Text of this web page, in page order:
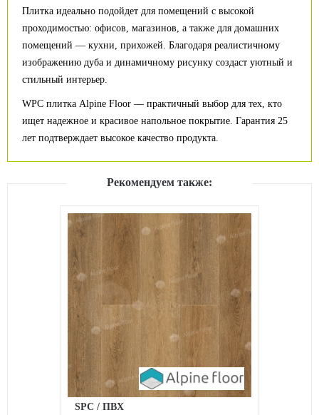
Плитка идеально подойдет для помещений с высокой
проходимостью: офисов, магазинов, а также для домашних
помещений — кухни, прихожей. Благодаря реалистичному
изображению дуба и динамичному рисунку создаст уютный и
стильный интерьер.
WPC плитка Alpine Floor — практичный выбор для тех, кто
ищет надежное и красивое напольное покрытие. Гарантия 25
лет подтверждает высокое качество продукта.
Рекомендуем также:
SPC / ПВХ